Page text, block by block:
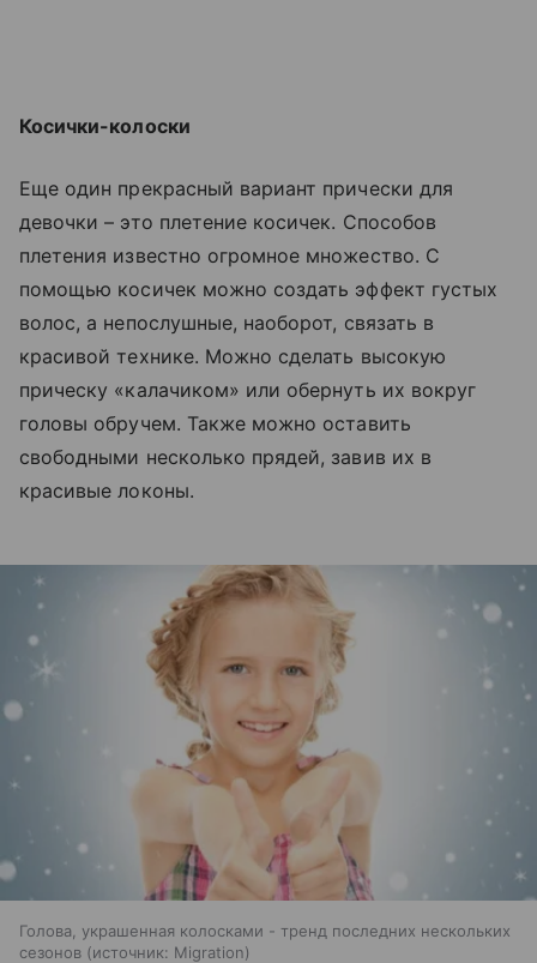
Косички-колоски
Еще один прекрасный вариант прически для
девочки – это плетение косичек. Способов
плетения известно огромное множество. С
помощью косичек можно создать эффект густых
волос, а непослушные, наоборот, связать в
красивой технике. Можно сделать высокую
прическу «калачиком» или обернуть их вокруг
головы обручем. Также можно оставить
свободными несколько прядей, завив их в
красивые локоны.
Голова, украшенная колосками - тренд последних нескольких
сезонов
источник: Migration